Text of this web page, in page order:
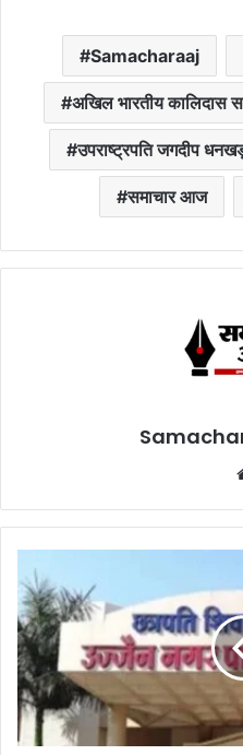
Samacharaaj
अखिल भारतीय कालिदास
उपराष्ट्रपति जगदीप
समाचार आज